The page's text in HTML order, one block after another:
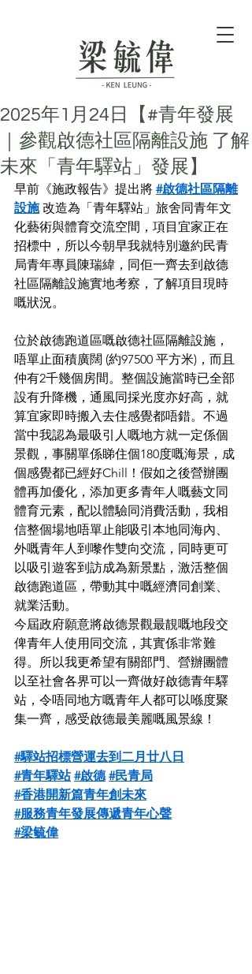
2025年1月24日【#青年發展
｜參觀啟德社區隔離設施 了解
未來「青年驛站」發展】
早前《施政報告》提出將 #啟德社區隔離
設施 改造為「青年驛站」旅舍同青年文
化藝術與體育交流空間，項目宜家正在
招標中，所以今朝早我就特別邀約民青
局青年專員陳瑞緯，同佢一齊去到啟德
社區隔離設施實地考察，了解項目現時
嘅狀況。
位於啟德跑道區嘅啟德社區隔離設施，
唔單止面積廣闊 (約97500 平方米)，而且
仲有2千幾個房間。整個設施當時已全部
設有升降機，通風同採光度亦好高，就
算宜家即時搬入去住感覺都唔錯。不過
當中我認為最吸引人嘅地方就一定係個
景觀，事關單係睇住個180度嘅海景，成
個感覺都已經好Chill！假如之後營辦團
體再加優化，添加更多青年人嘅藝文同
體育元素，配以體驗同消費活動，我相
信整個場地唔單止能吸引本地同海內、
外嘅青年人到嚟作雙向交流，同時更可
以吸引遊客到訪成為新景點，激活整個
啟德跑道區，帶動其中嘅經濟同創業、
就業活動。
今屆政府願意將啟德景觀最靚嘅地段交
俾青年人使用同交流，其實係非常難
得。所以我更希望有關部門、營辦團體
以至社會各界可以一齊做好啟德青年驛
站，令唔同地方嘅青年人都可以喺度聚
集一齊，感受啟德最美麗嘅風景線！
#驛站招標營運去到二月廿八日
#青年驛站 #啟德 #民青局
#香港開新篇青年創未來
#服務青年發展傳遞青年心聲
#梁毓偉